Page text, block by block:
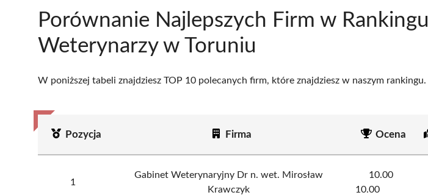
Porównanie Najlepszych Firm w Rankingu
Weterynarzy w Toruniu
W poniższej tabeli znajdziesz TOP 10 polecanych firm, które znajdziesz w naszym rankingu.
Pozycja Firma Ocena
1
Gabinet Weterynaryjny Dr n. wet. Mirosław
Krawczyk
10.00
10.00